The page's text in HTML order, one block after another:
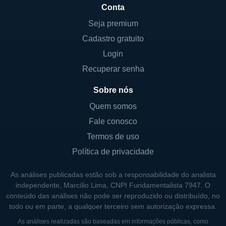
práticas éticas rigorosas e um alto nível de
transparência em todas as suas operações.
Além disso, em resposta à crescente
digitalização do setor financeiro, a National
tecnologias modernas que facilitam o acesso
dos clientes a informações e ferramentas de
O compromisso da National Holdings com a
inovação é refletido em seus esforços para
constantemente melhorar seus serviços e
mercado. Isso inclui a oferta de plataformas
de trading online, que permitem aos
investidores monitorar seus portfólios em
tempo real e realizar transações de maneira
Conta
Seja premium
Cadastro gratuito
Login
Recuperar senha
Sobre nós
Quem somos
Fale conosco
Termos de uso
Política de privacidade
As análises publicadas estão sob a responsabilidade do analista
independente, Marcílio Lima, CNPI Fundamentalista 7947. O
conteúdo das análises não pode ser reproduzido ou distribuído, no
todo ou em parte, a qualquer terceiro sem autorização expressa.
As análises realizadas são baseadas em informações públicas, como